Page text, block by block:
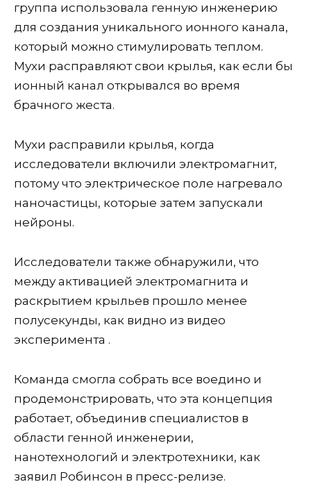
группа использовала генную инженерию
для создания уникального ионного канала,
который можно стимулировать теплом.
Мухи расправляют свои крылья, как если бы
ионный канал открывался во время
брачного жеста.
Мухи расправили крылья, когда
исследователи включили электромагнит,
потому что электрическое поле нагревало
наночастицы, которые затем запускали
нейроны.
Исследователи также обнаружили, что
между активацией электромагнита и
раскрытием крыльев прошло менее
полусекунды, как видно из видео
эксперимента .
Команда смогла собрать все воедино и
продемонстрировать, что эта концепция
работает, объединив специалистов в
области генной инженерии,
нанотехнологий и электротехники, как
заявил Робинсон в пресс-релизе.